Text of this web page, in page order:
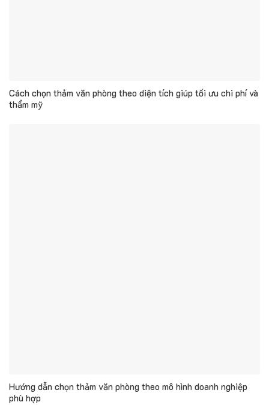
Cách chọn thảm văn phòng theo diện tích giúp tối ưu chi phí và
thẩm mỹ
Hướng dẫn chọn thảm văn phòng theo mô hình doanh nghiệp
phù hợp